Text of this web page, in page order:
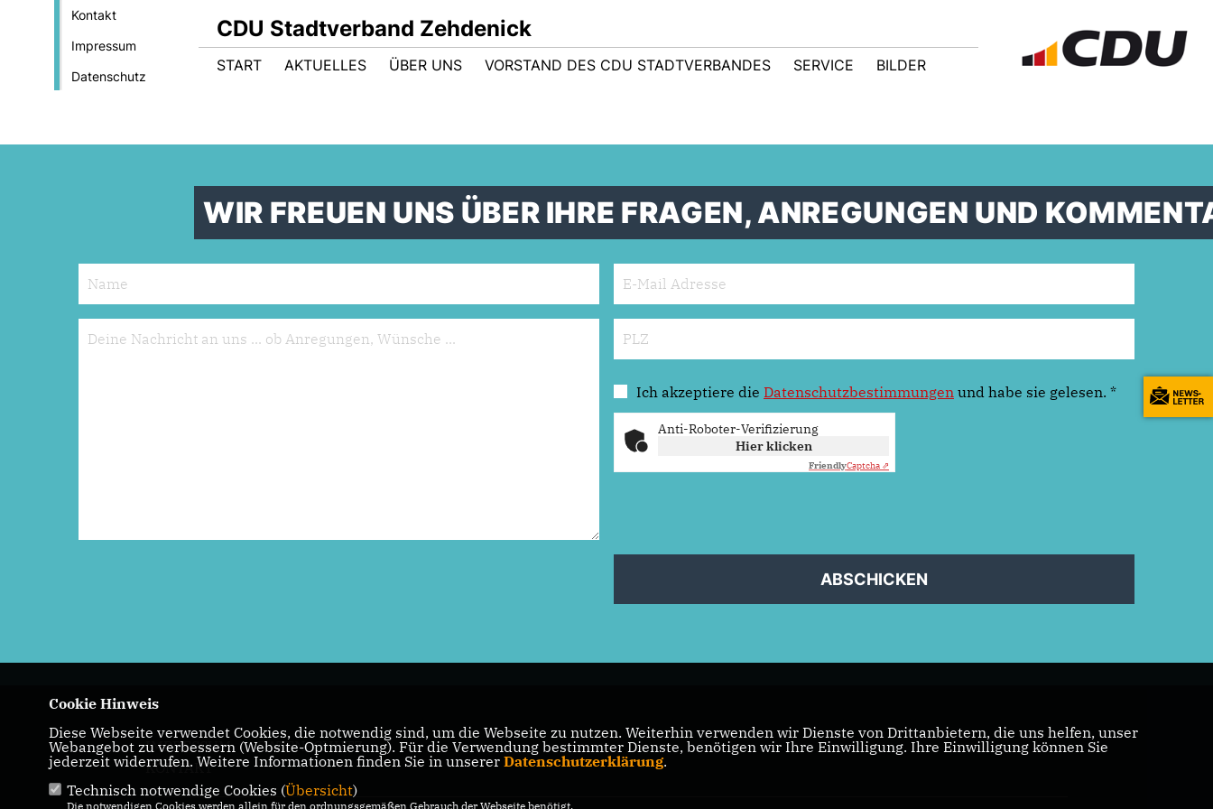
Kontakt
Impressum
Datenschutz
CDU Stadtverband Zehdenick
START AKTUELLES ÜBER UNS VORSTAND DES CDU STADTVERBANDES SERVICE BILDER
WIR FREUEN UNS ÜBER IHRE FRAGEN, ANREGUNGEN UND
Ich akzeptiere die Datenschutzbestimmungen und habe sie gelesen. *
Anti-Roboter-Verifizierung
Hier klicken
FriendlyCaptcha ⇗
ABSCHICKEN
IMPRESSUM
DATENSCHUTZ
KONTAKT
Cookie Hinweis
Diese Webseite verwendet Cookies, die notwendig sind, um die Webseite zu nutzen. Weiterhin verwenden wir Dienste von Drittanbietern, die uns helfen, unser
Webangebot zu verbessern (Website-Optmierung). Für die Verwendung bestimmter Dienste, benötigen wir Ihre Einwilligung. Ihre Einwilligung können Sie
jederzeit widerrufen. Weitere Informationen finden Sie in unserer Datenschutzerklärung.
Technisch notwendige Cookies (Übersicht)
Die notwendigen Cookies werden allein für den ordnungsgemäßen Gebrauch der Webseite benötigt.